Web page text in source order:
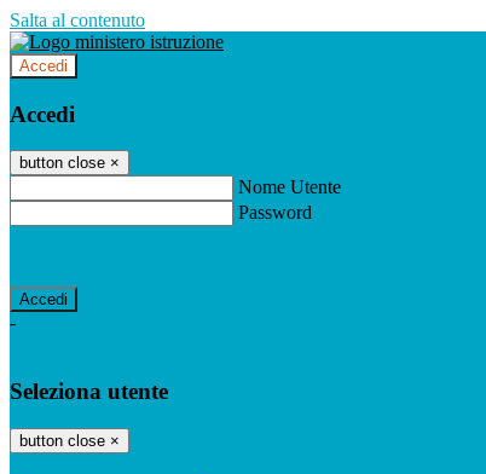
Salta al contenuto
Accedi
Accedi
button close ×
Nome Utente
Password
-
Seleziona utente
button close ×